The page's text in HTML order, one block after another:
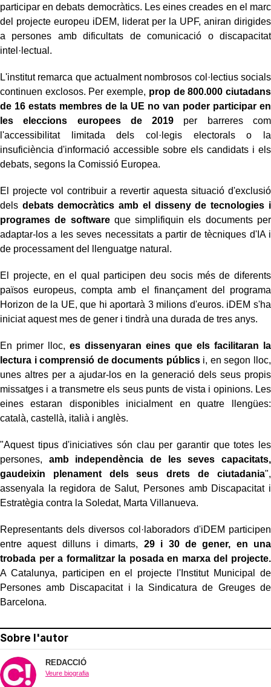
participar en debats democràtics. Les eines creades en el marc
del projecte europeu iDEM, liderat per la UPF, aniran dirigides
a persones amb dificultats de comunicació o discapacitat
intel·lectual.
L'institut remarca que actualment nombrosos col·lectius socials
continuen exclosos. Per exemple, prop de 800.000 ciutadans
de 16 estats membres de la UE no van poder participar en
les eleccions europees de 2019 per barreres com
l'accessibilitat limitada dels col·legis electorals o la
insuficiència d'informació accessible sobre els candidats i els
debats, segons la Comissió Europea.
El projecte vol contribuir a revertir aquesta situació d'exclusió
dels debats democràtics amb el disseny de tecnologies i
programes de softwareque simplifiquin els documents per
adaptar-los a les seves necessitats a partir de tècniques d'IA i
de processament del llenguatge natural.
El projecte, en el qual participen deu socis més de diferents
països europeus, compta amb el finançament del programa
Horizon de la UE, que hi aportarà 3 milions d'euros. iDEM s'ha
iniciat aquest mes de gener i tindrà una durada de tres anys.
En primer lloc, es dissenyaran eines que els facilitaran la
lectura i comprensió de documents públicsi, en segon lloc,
unes altres per a ajudar-los en la generació dels seus propis
missatges i a transmetre els seus punts de vista i opinions. Les
eines estaran disponibles inicialment en quatre llengües:
català, castellà, italià i anglès.
"Aquest tipus d'iniciatives són clau per garantir que totes les
persones, amb independència de les seves capacitats,
gaudeixin plenament dels seus drets de ciutadania",
assenyala la regidora de Salut, Persones amb Discapacitat i
Estratègia contra la Soledat, Marta Villanueva.
Representants dels diversos col·laboradors d'iDEM participen
entre aquest dilluns i dimarts, 29 i 30 de gener, en una
trobada per a formalitzar la posada en marxa del projecte.
A Catalunya, participen en el projecte l'Institut Municipal de
Persones amb Discapacitat i la Sindicatura de Greuges de
Barcelona.
Sobre l'autor
REDACCIÓ
Veure biografia